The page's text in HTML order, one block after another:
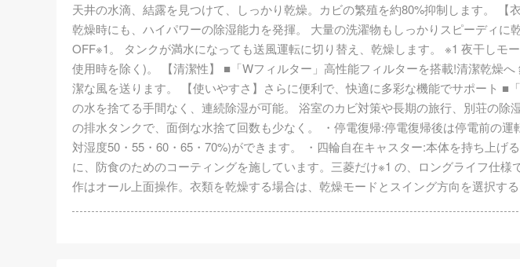
天井の水滴、結露を見つけて、しっかり乾燥。カビの繁殖を約80%抑制します。
乾燥時にも、ハイパワーの除湿能力を発揮。 大量の洗濯物もしっかりスピーディ
OFF※1。 タンクが満水になっても送風運転に切り替え、乾燥します。 ※1 夜干し
使用時を除く)。 【清潔性】 ■「Wフィルター」高性能フィルターを搭載!清潔乾燥
潔な風を送ります。 【使いやすさ】さらに便利で、快適に多彩な機能でサポート
の水を捨てる手間なく、連続除湿が可能。 浴室のカビ対策や長期の旅行、別荘の
の排水タンクで、面倒な水捨て回数も少なく。 ・停電復帰:停電復帰後は停電前の
対湿度50・55・60・65・70%)ができます。 ・四輪自在キャスター:本体を持ち上
に、防食のためのコーティングを施しています。三菱だけ※1 の、ロングライフ仕
作はオール上面操作。衣類を乾燥する場合は、乾燥モードとスイング方向を選択する